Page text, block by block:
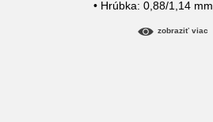
• Hrúbka: 0,88/1,14 mm
zobraziť viac